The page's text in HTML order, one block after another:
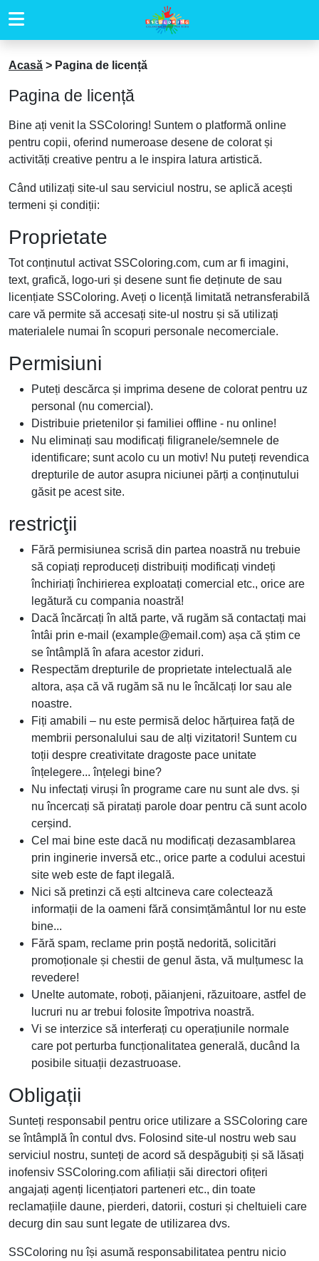
Acasă > Pagina de licență
Pagina de licență
Bine ați venit la SSColoring! Suntem o platformă online
pentru copii, oferind numeroase desene de colorat și
activități creative pentru a le inspira latura artistică.
Când utilizați site-ul sau serviciul nostru, se aplică acești
termeni și condiții:
Proprietate
Tot conținutul activat SSColoring.com, cum ar fi imagini,
text, grafică, logo-uri și desene sunt fie deținute de sau
licențiate SSColoring. Aveți o licență limitată netransferabilă
care vă permite să accesați site-ul nostru și să utilizați
materialele numai în scopuri personale necomerciale.
Permisiuni
Puteți descărca și imprima desene de colorat pentru uz
personal (nu comercial).
Distribuie prietenilor și familiei offline - nu online!
Nu eliminați sau modificați filigranele/semnele de
identificare; sunt acolo cu un motiv! Nu puteți revendica
drepturile de autor asupra niciunei părți a conținutului
găsit pe acest site.
restricţii
Fără permisiunea scrisă din partea noastră nu trebuie
să copiați reproduceți distribuiți modificați vindeți
închiriați închirierea exploatați comercial etc., orice are
legătură cu compania noastră!
Dacă încărcați în altă parte, vă rugăm să contactați mai
întâi prin e-mail (example@email.com) așa că știm ce
se întâmplă în afara acestor ziduri.
Respectăm drepturile de proprietate intelectuală ale
altora, așa că vă rugăm să nu le încălcați lor sau ale
noastre.
Fiți amabili – nu este permisă deloc hărțuirea față de
membrii personalului sau de alți vizitatori! Suntem cu
toții despre creativitate dragoste pace unitate
înțelegere... înțelegi bine?
Nu infectați viruși în programe care nu sunt ale dvs. și
nu încercați să piratați parole doar pentru că sunt acolo
cerșind.
Cel mai bine este dacă nu modificați dezasamblarea
prin inginerie inversă etc., orice parte a codului acestui
site web este de fapt ilegală.
Nici să pretinzi că ești altcineva care colectează
informații de la oameni fără consimțământul lor nu este
bine...
Fără spam, reclame prin poștă nedorită, solicitări
promoționale și chestii de genul ăsta, vă mulțumesc la
revedere!
Unelte automate, roboți, păianjeni, răzuitoare, astfel de
lucruri nu ar trebui folosite împotriva noastră.
Vi se interzice să interferați cu operațiunile normale
care pot perturba funcționalitatea generală, ducând la
posibile situații dezastruoase.
Obligații
Sunteți responsabil pentru orice utilizare a SSColoring care
se întâmplă în contul dvs. Folosind site-ul nostru web sau
serviciul nostru, sunteți de acord să despăgubiți și să lăsați
inofensiv SSColoring.com afiliații săi directori ofițeri
angajați agenți licențiatori parteneri etc., din toate
reclamațiile daune, pierderi, datorii, costuri și cheltuieli care
decurg din sau sunt legate de utilizarea dvs.
SSColoring nu își asumă responsabilitatea pentru nicio